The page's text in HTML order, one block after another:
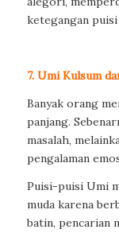
ketegangan
7. Umi Kulsum
Banyak orang
panjang.
masalah,
pengalaman
Puisi-puisi Umi
muda karena
batin, pencarian